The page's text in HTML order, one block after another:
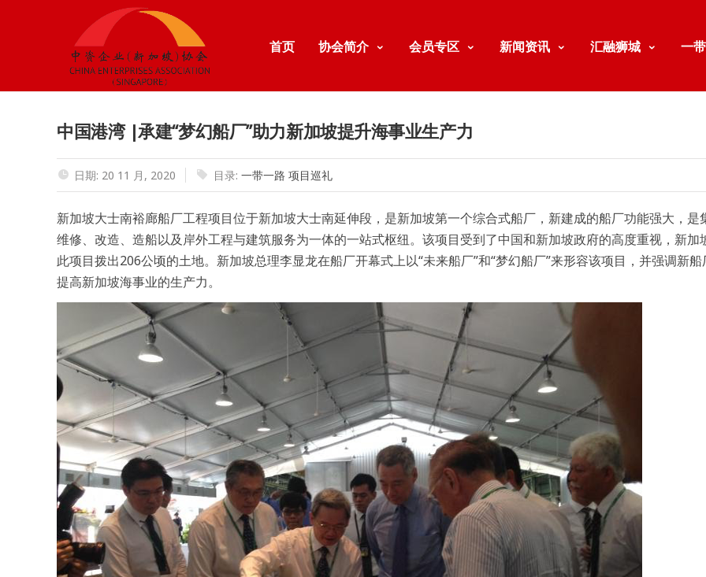
首页 协会简介 会员专区 新闻资讯 汇融狮城 一
中国港湾 |承建“梦幻船厂”助力新加坡提升海事业生产力
日期: 20 11 月, 2020 目录: 一带一路 项目巡礼
新加坡大士南裕廊船厂工程项目位于新加坡大士南延伸段，是新加坡第一个综合式船厂，新建成的船厂功能强大，是
维修、改造、造船以及岸外工程与建筑服务为一体的一站式枢纽。该项目受到了中国和新加坡政府的高度重视，新加
此项目拨出206公顷的土地。新加坡总理李显龙在船厂开幕式上以“未来船厂”和“梦幻船厂”来形容该项目，并强调新
提高新加坡海事业的生产力。